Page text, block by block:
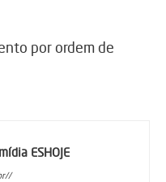
por ordem de
ESHOJE